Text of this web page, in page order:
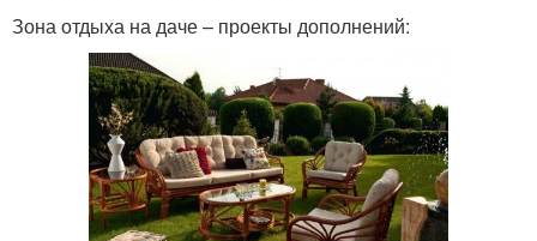
Зона отдыха на даче – проекты дополнений: